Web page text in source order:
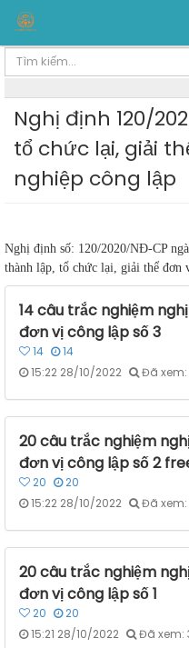
Nghị định 120/
tổ chức lại, giải
nghiệp công lập
Nghị định số: 120/2020/NĐ-CP
thành lập, tổ chức lại, giải thể đơn
14 câu trắc nghiệm
đơn vị công lập số 3
14
14
15:22 28/10/2022
Đã
20 câu trắc nghiệm
đơn vị công lập số 2
20
20
15:22 28/10/2022
Đã xem:
20 câu trắc nghiệm
đơn vị công lập số 1
20
20
15:21 28/10/2022
Đã xem: